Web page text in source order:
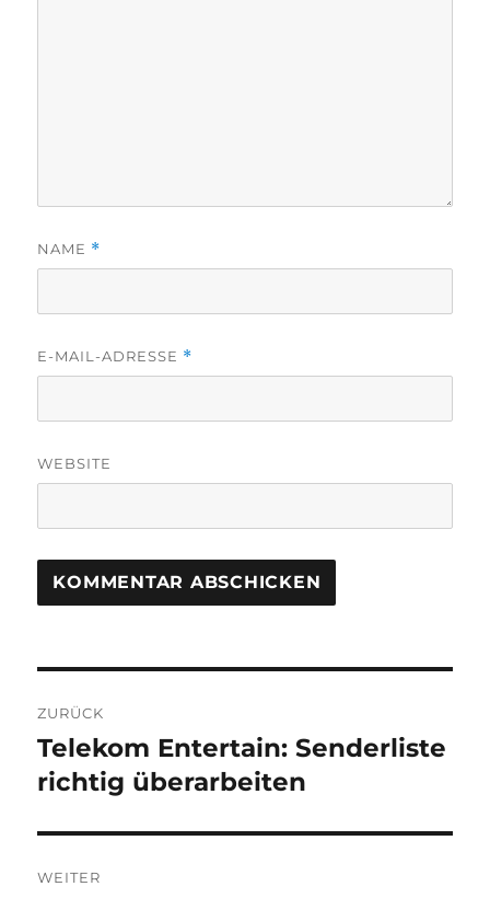
NAME *
E-MAIL-ADRESSE *
WEBSITE
ZURÜCK
Vorheriger
Beitrag:
Telekom Entertain: Senderliste
richtig überarbeiten
WEITER